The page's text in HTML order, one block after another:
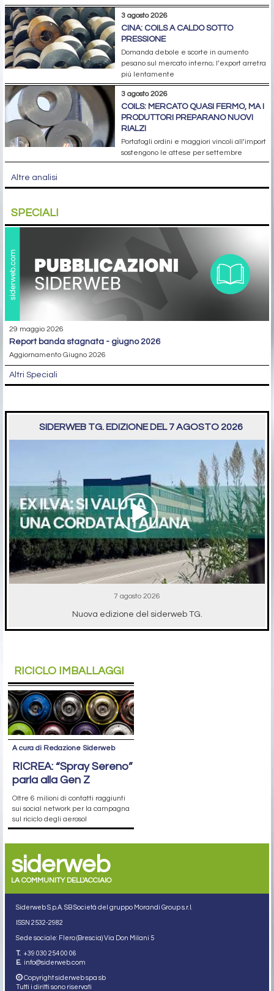
3 agosto 2026
CINA: COILS A CALDO SOTTO
PRESSIONE
Domanda debole e scorte in aumento
pesano sul mercato interno; l’export arretra
più lentamente
3 agosto 2026
COILS: MERCATO QUASI FERMO, MA I
PRODUTTORI PREPARANO NUOVI
RIALZI
Portafogli ordini e maggiori vincoli all’import
sostengono le attese per settembre
Altre analisi
SPECIALI
29 maggio 2026
report banda stagnata - giugno 2026
Aggiornamento Giugno 2026
Altri Speciali
SIDERWEB TG. EDIZIONE DEL 7 AGOSTO 2026
7 agosto 2026
Nuova edizione del siderweb TG.
RICICLO IMBALLAGGI
A cura di Redazione Siderweb
RICREA: “Spray Sereno”
parla alla Gen Z
Oltre 6 milioni di contatti raggiunti
sui social network per la campagna
sul riciclo degli aerosol
siderweb
LA COMMUNITY DELL'ACCIAIO
Siderweb S.p.A. SB Società del gruppo Morandi Group s.r.l.
ISSN 2532-2982
Sede sociale: Flero (Brescia) Via Don Milani 5
T. +39 030 254 00 06
E. info@siderweb.com
Copyright siderweb spa sb
Tutti i diritti sono riservati